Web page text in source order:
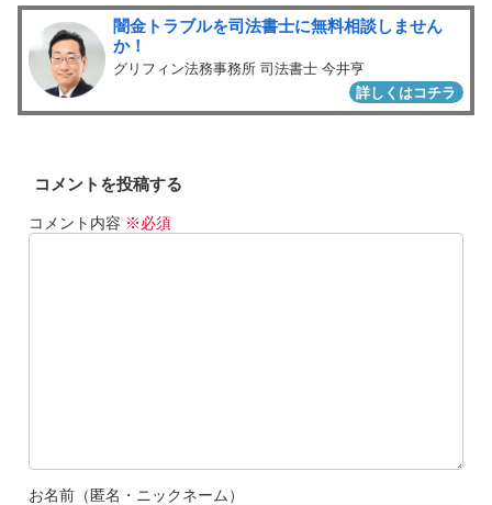
闇金トラブルを司法書士に無料相談しません
か！
グリフィン法務事務所 司法書士 今井亨
詳しくはコチラ
コメントを投稿する
コメント内容 ※必須
お名前（匿名・ニックネーム）